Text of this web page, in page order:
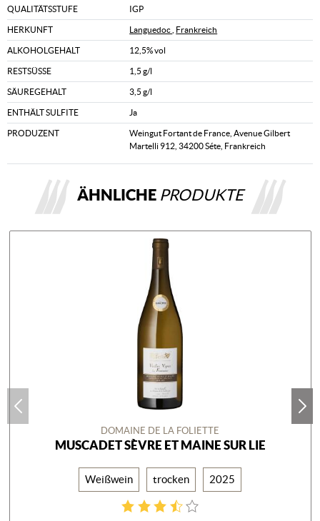
QUALITÄTSSTUFE IGP
HERKUNFT Languedoc Frankreich
ALKOHOLGEHALT 12,5% vol
RESTSÜSSE 1,5 g/l
SÄUREGEHALT 3,5 g/l
ENTHÄLT SULFITE Ja
PRODUZENT
Weingut Fortant de France, Avenue Gilbert
Martelli 912, 34200 Séte, Frankreich
ÄHNLICHE PRODUKTE
DOMAINE DE LA FOLIETTE
MUSCADET SÈVRE ET MAINE SUR LIE
Weißwein trocken 2025